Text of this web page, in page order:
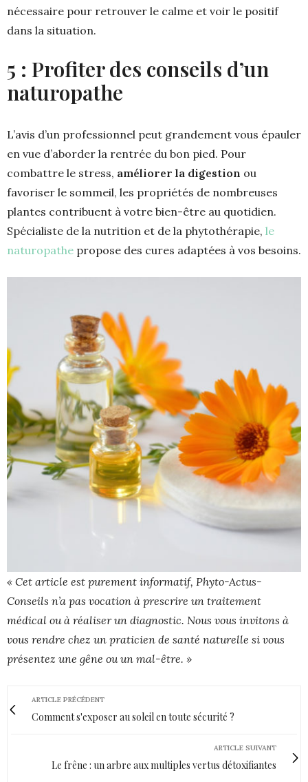
nécessaire pour retrouver le calme et voir le positif
dans la situation.
5 : Profiter des conseils d’un
naturopathe
L’avis d’un professionnel peut grandement vous épauler
en vue d’aborder la rentrée du bon pied. Pour
combattre le stress, améliorer la digestion ou
favoriser le sommeil, les propriétés de nombreuses
plantes contribuent à votre bien-être au quotidien.
Spécialiste de la nutrition et de la phytothérapie, le
naturopathe propose des cures adaptées à vos besoins.
« Cet article est purement informatif, Phyto-Actus-
Conseils n’a pas vocation à prescrire un traitement
médical ou à réaliser un diagnostic. Nous vous invitons à
vous rendre chez un praticien de santé naturelle si vous
présentez une gêne ou un mal-être. »
ARTICLE PRÉCÉDENT
Comment s'exposer au soleil en toute sécurité ?
ARTICLE SUIVANT
Le frêne : un arbre aux multiples vertus détoxifiantes